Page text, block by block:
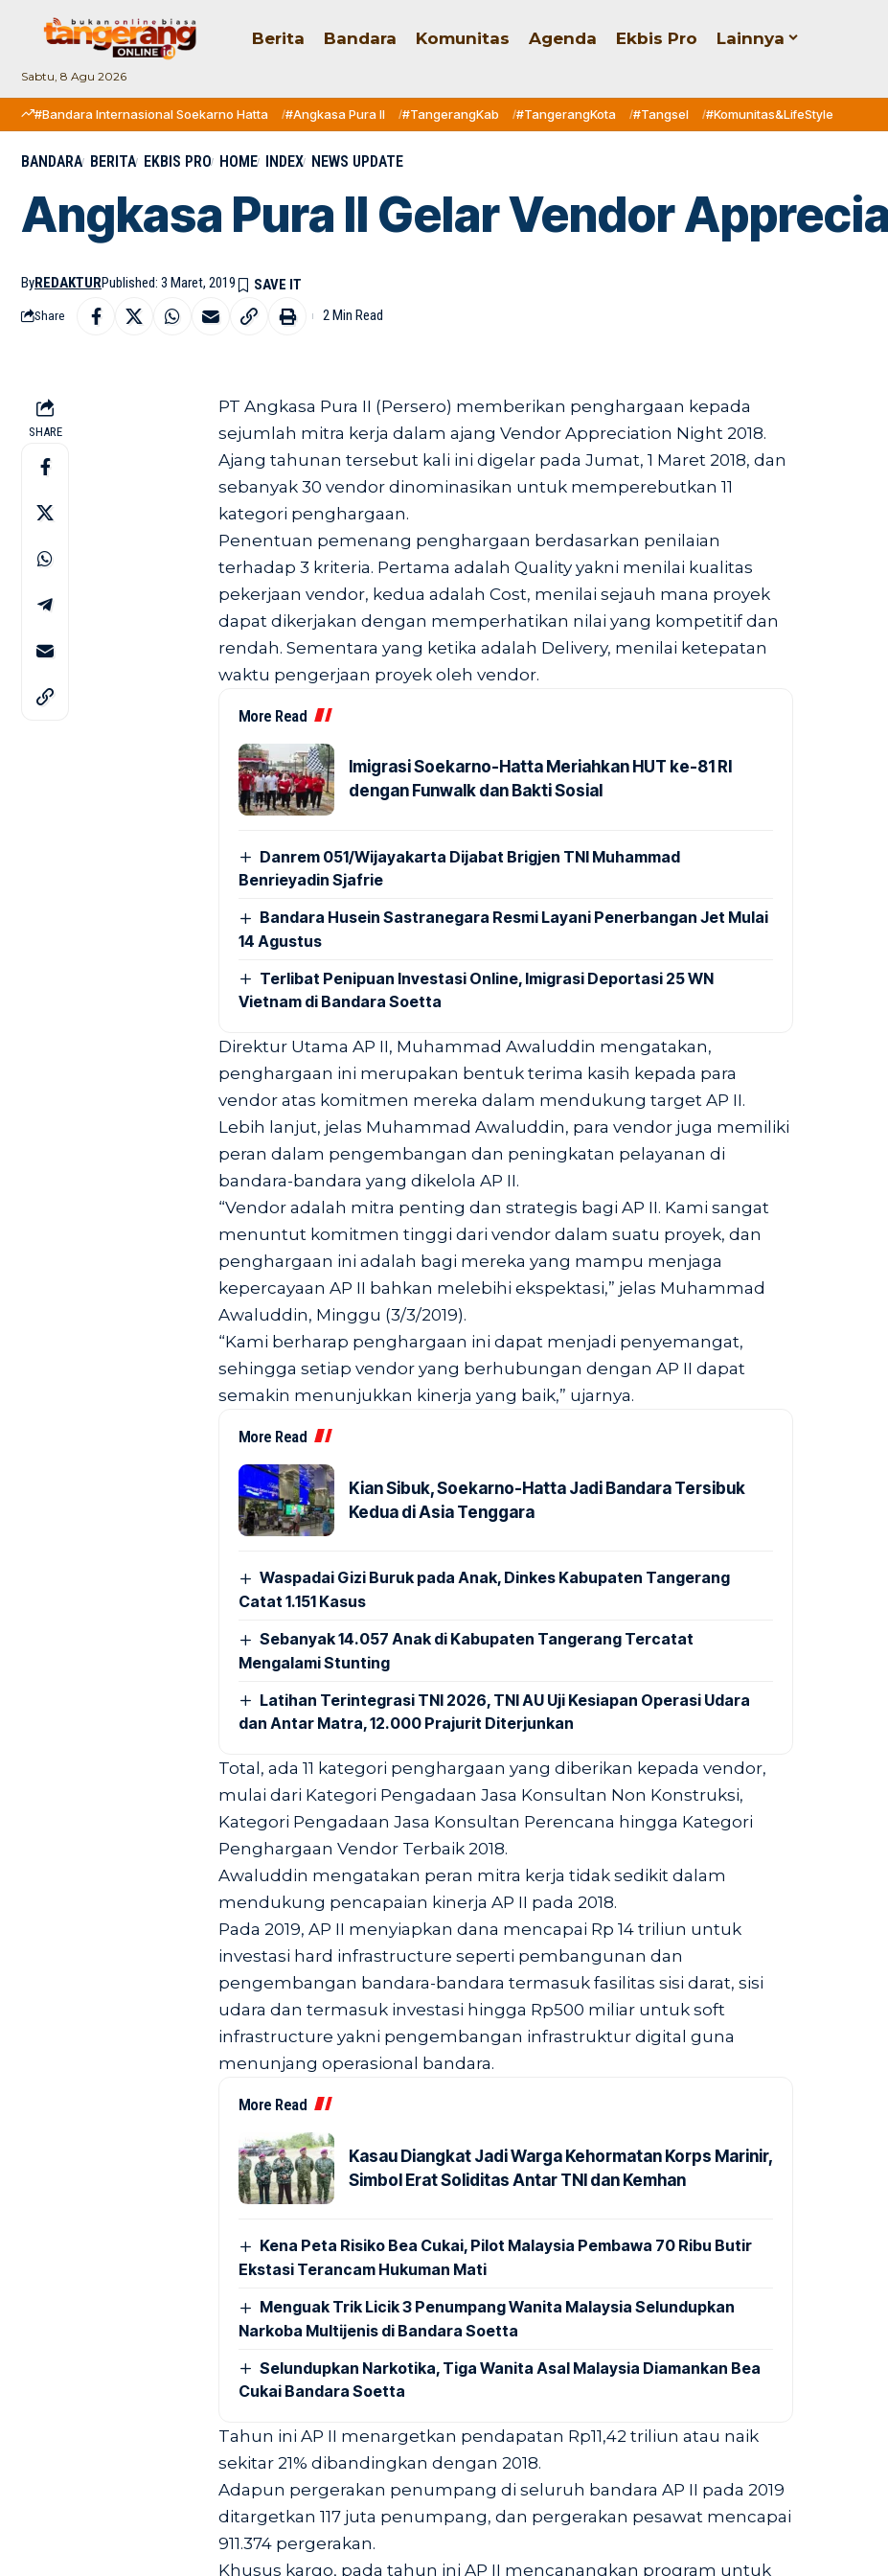
Sabtu, 8 Agu 2026
Berita Bandara Komunitas Agenda Ekbis Pro Lainnya
#Bandara Internasional Soekarno Hatta #Angkasa Pura II #TangerangKab #TangerangKota #Tangsel #Komunitas&LifeStyle
BANDARA BERITA EKBIS PRO HOME INDEX NEWS UPDATE
Angkasa Pura II Gelar Vendor
ByREDAKTURPublished: 3 Maret, 2019
Share 2 Min Read
SHARE
PT Angkasa Pura II (Persero) memberikan penghargaan kepada
sejumlah mitra kerja dalam ajang Vendor Appreciation Night 2018.
Ajang tahunan tersebut kali ini digelar pada Jumat, 1 Maret 2018, dan
sebanyak 30 vendor dinominasikan untuk memperebutkan 11
kategori penghargaan.
Penentuan pemenang penghargaan berdasarkan penilaian
terhadap 3 kriteria. Pertama adalah Quality yakni menilai kualitas
pekerjaan vendor, kedua adalah Cost, menilai sejauh mana proyek
dapat dikerjakan dengan memperhatikan nilai yang kompetitif dan
rendah. Sementara yang ketika adalah Delivery, menilai ketepatan
waktu pengerjaan proyek oleh vendor.
More Read
Imigrasi Soekarno-Hatta Meriahkan HUT ke-81 RI
dengan Funwalk dan Bakti Sosial
Danrem 051/Wijayakarta Dijabat Brigjen TNI Muhammad
Benrieyadin Sjafrie
Bandara Husein Sastranegara Resmi Layani Penerbangan Jet Mulai
14 Agustus
Terlibat Penipuan Investasi Online, Imigrasi Deportasi 25 WN
Vietnam di Bandara Soetta
Direktur Utama AP II, Muhammad Awaluddin mengatakan,
penghargaan ini merupakan bentuk terima kasih kepada para
vendor atas komitmen mereka dalam mendukung target AP II.
Lebih lanjut, jelas Muhammad Awaluddin, para vendor juga memiliki
peran dalam pengembangan dan peningkatan pelayanan di
bandara-bandara yang dikelola AP II.
“Vendor adalah mitra penting dan strategis bagi AP II. Kami sangat
menuntut komitmen tinggi dari vendor dalam suatu proyek, dan
penghargaan ini adalah bagi mereka yang mampu menjaga
kepercayaan AP II bahkan melebihi ekspektasi,” jelas Muhammad
Awaluddin, Minggu (3/3/2019).
“Kami berharap penghargaan ini dapat menjadi penyemangat,
sehingga setiap vendor yang berhubungan dengan AP II dapat
semakin menunjukkan kinerja yang baik,” ujarnya.
More Read
Kian Sibuk, Soekarno-Hatta Jadi Bandara Tersibuk
Kedua di Asia Tenggara
Waspadai Gizi Buruk pada Anak, Dinkes Kabupaten Tangerang
Catat 1.151 Kasus
Sebanyak 14.057 Anak di Kabupaten Tangerang Tercatat
Mengalami Stunting
Latihan Terintegrasi TNI 2026, TNI AU Uji Kesiapan Operasi Udara
dan Antar Matra, 12.000 Prajurit Diterjunkan
Total, ada 11 kategori penghargaan yang diberikan kepada vendor,
mulai dari Kategori Pengadaan Jasa Konsultan Non Konstruksi,
Kategori Pengadaan Jasa Konsultan Perencana hingga Kategori
Penghargaan Vendor Terbaik 2018.
Awaluddin mengatakan peran mitra kerja tidak sedikit dalam
mendukung pencapaian kinerja AP II pada 2018.
Pada 2019, AP II menyiapkan dana mencapai Rp 14 triliun untuk
investasi hard infrastructure seperti pembangunan dan
pengembangan bandara-bandara termasuk fasilitas sisi darat, sisi
udara dan termasuk investasi hingga Rp500 miliar untuk soft
infrastructure yakni pengembangan infrastruktur digital guna
menunjang operasional bandara.
More Read
Kasau Diangkat Jadi Warga Kehormatan Korps Marinir,
Simbol Erat Soliditas Antar TNI dan Kemhan
Kena Peta Risiko Bea Cukai, Pilot Malaysia Pembawa 70 Ribu Butir
Ekstasi Terancam Hukuman Mati
Menguak Trik Licik 3 Penumpang Wanita Malaysia Selundupkan
Narkoba Multijenis di Bandara Soetta
Selundupkan Narkotika, Tiga Wanita Asal Malaysia Diamankan Bea
Cukai Bandara Soetta
Tahun ini AP II menargetkan pendapatan Rp11,42 triliun atau naik
sekitar 21% dibandingkan dengan 2018.
Adapun pergerakan penumpang di seluruh bandara AP II pada 2019
ditargetkan 117 juta penumpang, dan pergerakan pesawat mencapai
911.374 pergerakan.
Khusus kargo, pada tahun ini AP II mencanangkan program untuk